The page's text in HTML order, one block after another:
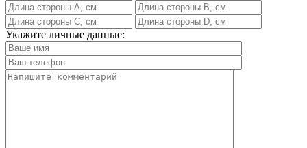
Укажите личные данные: